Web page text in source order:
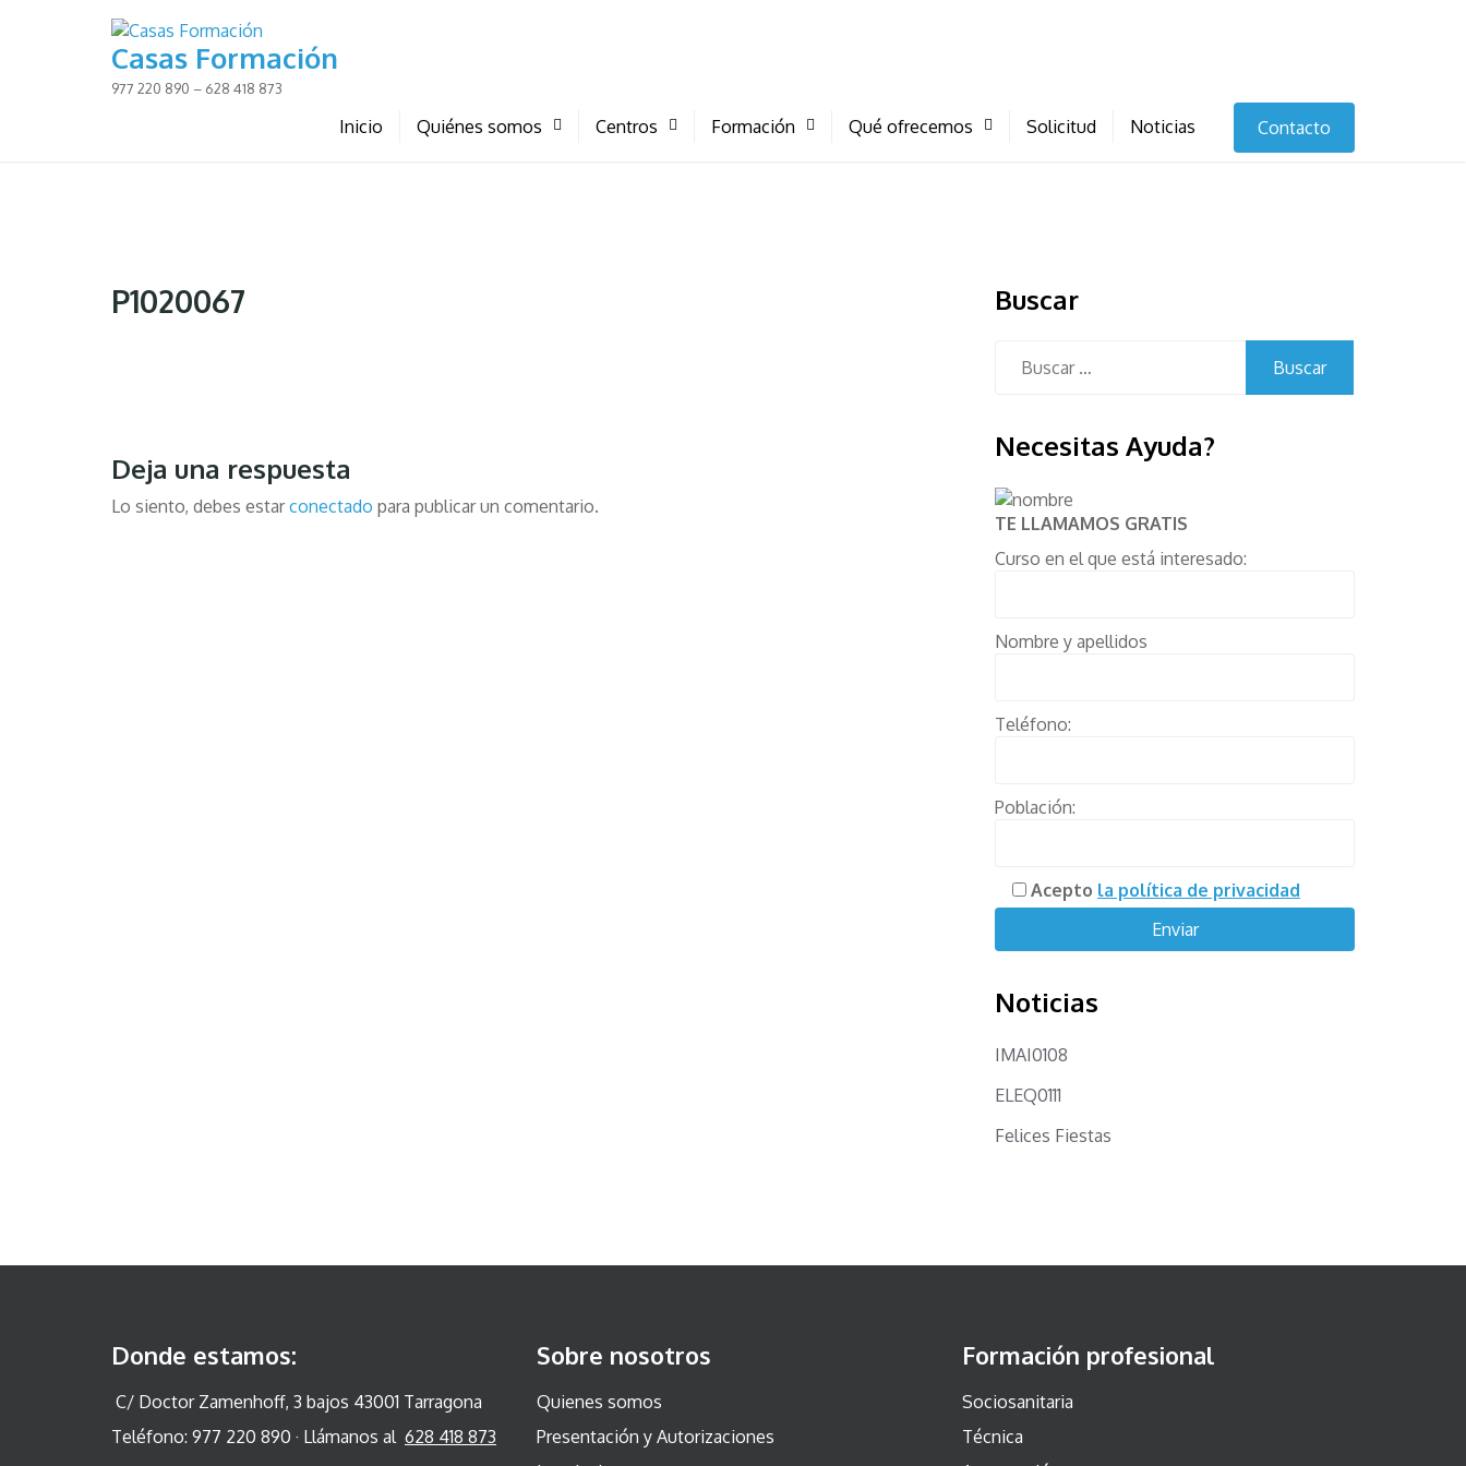
Casas Formación
977 220 890 – 628 418 873
Inicio Quiénes somos Centros Formación Qué ofrecemos Solicitud Noticias Contacto
P1020067
Deja una respuesta
Lo siento, debes estarconectado para publicar un comentario.
Buscar
Necesitas Ayuda?
TE LLAMAMOS GRATIS
Curso en el que está interesado:
Nombre y apellidos
Teléfono:
Población:
Acepto la política de privacidad
Noticias
IMAI0108
ELEQ0111
Felices Fiestas
Donde estamos:
C/ Doctor Zamenhoff, 3 bajos 43001 Tarragona
Teléfono: 977 220 890 · Llámanos al 628 418 873
Sobre nosotros
Quienes somos
Presentación y Autorizaciones
Formación profesional
Sociosanitaria
Técnica